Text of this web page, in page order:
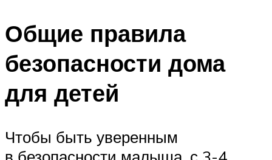
Общие правила
безопасности дома
для детей
Чтобы быть уверенным